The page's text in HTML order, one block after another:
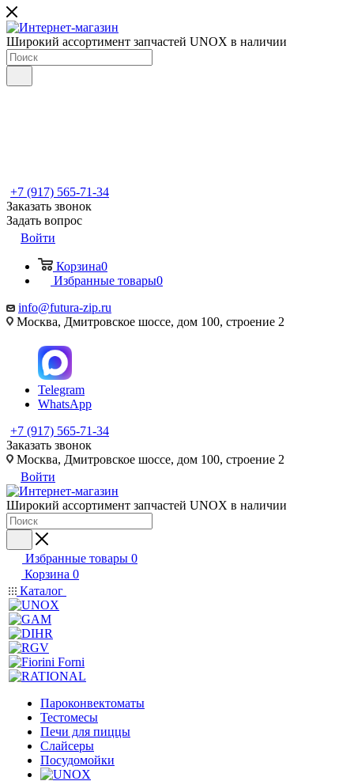
Широкий ассортимент запчастей UNOX в наличии
+7 (917) 565-71-34
Заказать звонок
Задать вопрос
Войти
Корзина0
Избранные товары0
info@futura-zip.ru
Москва, Дмитровское шоссе, дом 100, строение 2
Telegram
WhatsApp
+7 (917) 565-71-34
Заказать звонок
Москва, Дмитровское шоссе, дом 100, строение 2
Войти
Широкий ассортимент запчастей UNOX в наличии
Избранные товары 0
Корзина 0
Каталог
Пароконвектоматы
Тестомесы
Печи для пиццы
Слайсеры
Посудомойки